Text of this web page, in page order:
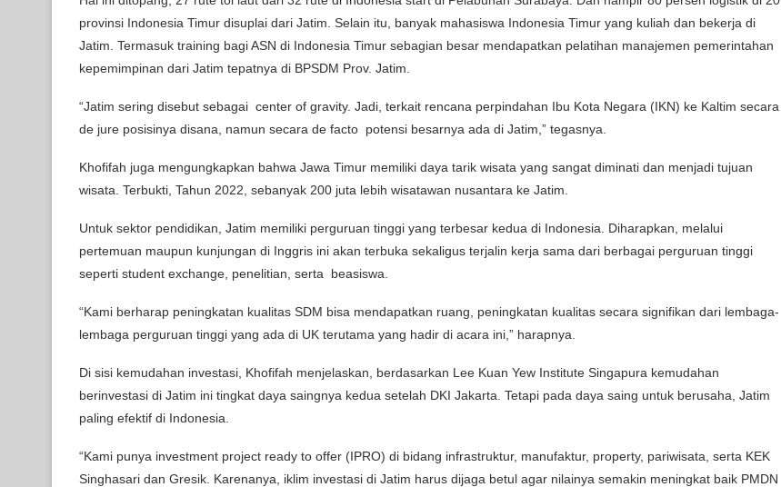
provinsi Indonesia Timur disuplai dari Jatim. Selain itu, banyak mahasiswa Indonesia Timur yang kuliah dan bekerja di
Jatim. Termasuk training bagi ASN di Indonesia Timur sebagian besar mendapatkan pelatihan manajemen pemerintahan
kepemimpinan dari Jatim tepatnya di BPSDM Prov. Jatim.
“Jatim sering disebut sebagai center of gravity. Jadi, terkait rencana perpindahan Ibu Kota Negara (IKN) ke Kaltim secara
de jure posisinya disana, namun secara de facto potensi besarnya ada di Jatim,” tegasnya.
Khofifah juga mengungkapkan bahwa Jawa Timur memiliki daya tarik wisata yang sangat diminati dan menjadi tujuan
wisata. Terbukti, Tahun 2022, sebanyak 200 juta lebih wisatawan nusantara ke Jatim.
Untuk sektor pendidikan, Jatim memiliki perguruan tinggi yang terbesar kedua di Indonesia. Diharapkan, melalui
pertemuan maupun kunjungan di Inggris ini akan terbuka sekaligus terjalin kerja sama dari berbagai perguruan tinggi
seperti student exchange, penelitian, serta beasiswa.
“Kami berharap peningkatan kualitas SDM bisa mendapatkan ruang, peningkatan kualitas secara signifikan dari lembaga-
lembaga perguruan tinggi yang ada di UK terutama yang hadir di acara ini,” harapnya.
Di sisi kemudahan investasi, Khofifah menjelaskan, berdasarkan Lee Kuan Yew Institute Singapura kemudahan
berinvestasi di Jatim ini tingkat daya saingnya kedua setelah DKI Jakarta. Tetapi pada daya saing untuk berusaha, Jatim
paling efektif di Indonesia.
“Kami punya investment project ready to offer (IPRO) di bidang infrastruktur, manufaktur, property, pariwisata, serta KEK
Singhasari dan Gresik. Karenanya, iklim investasi di Jatim harus dijaga betul agar nilainya semakin meningkat baik PMDN